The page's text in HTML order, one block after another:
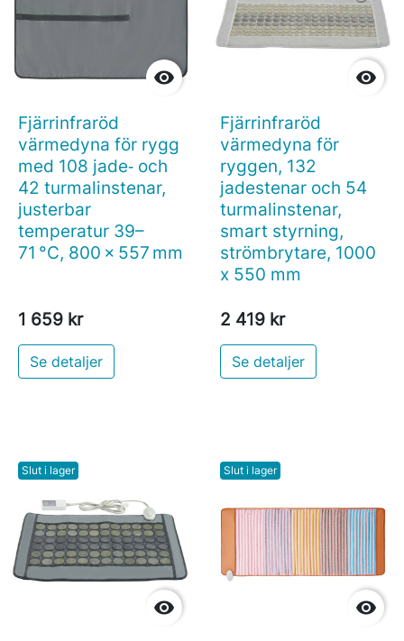

Fjärrinfraröd
värmedyna för rygg
med 108 jade‑ och
42 turmalinstenar,
justerbar
temperatur 39–
71 °C, 800 × 557 mm
1 659 kr
Se detaljer

Fjärrinfraröd
värmedyna för
ryggen, 132
jadestenar och 54
turmalinstenar,
smart styrning,
strömbrytare, 1000
x 550 mm
2 419 kr
Se detaljer
Slut i lager

Slut i lager
